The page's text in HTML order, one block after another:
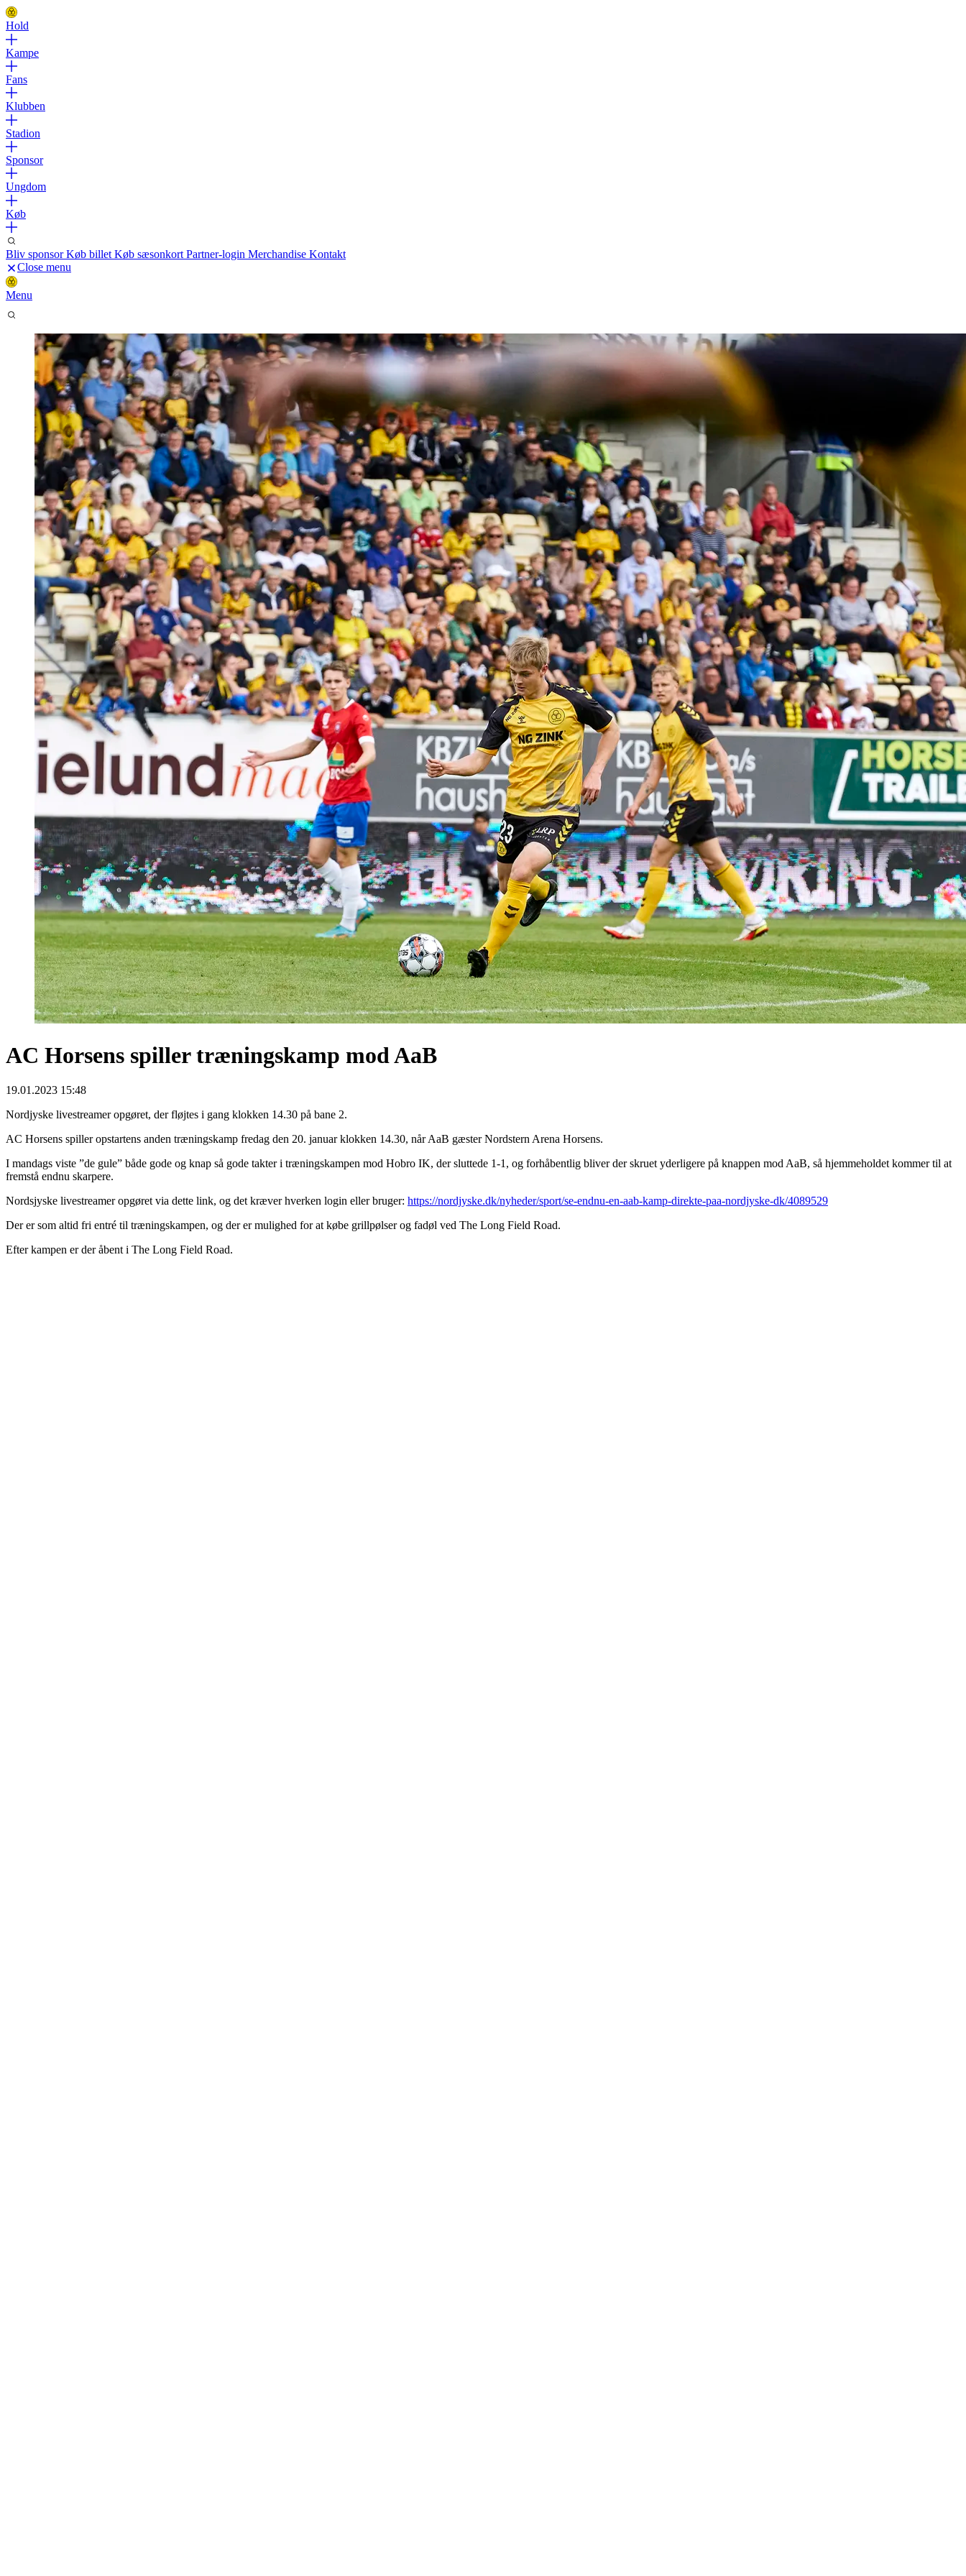
Hold
Kampe
Fans
Klubben
Stadion
Sponsor
Ungdom
Køb
Bliv sponsorKøb billet Køb sæsonkort Partner-login Merchandise Kontakt
Close menu
Menu
AC Horsens spiller træningskamp mod AaB
19.01.2023 15:48
Nordjyske livestreamer opgøret, der fløjtes i gang klokken 14.30 på bane 2.
AC Horsens spiller opstartens anden træningskamp fredag den 20. januar klokken 14.30, når AaB gæster Nordstern Arena Horsens.
I mandags viste ”de gule” både gode og knap så gode takter i træningskampen mod Hobro IK, der sluttede 1-1, og forhåbentlig bliver der skruet yderligere på knappen mod AaB, så hjemmeholdet kommer til at
fremstå endnu skarpere.
Nordsjyske livestreamer opgøret via dette link, og det kræver hverken login eller bruger: https://nordjyske.dk/nyheder/sport/se-endnu-en-aab-kamp-direkte-paa-nordjyske-dk/4089529
Der er som altid fri entré til træningskampen, og der er mulighed for at købe grillpølser og fadøl ved The Long Field Road.
Efter kampen er der åbent i The Long Field Road.